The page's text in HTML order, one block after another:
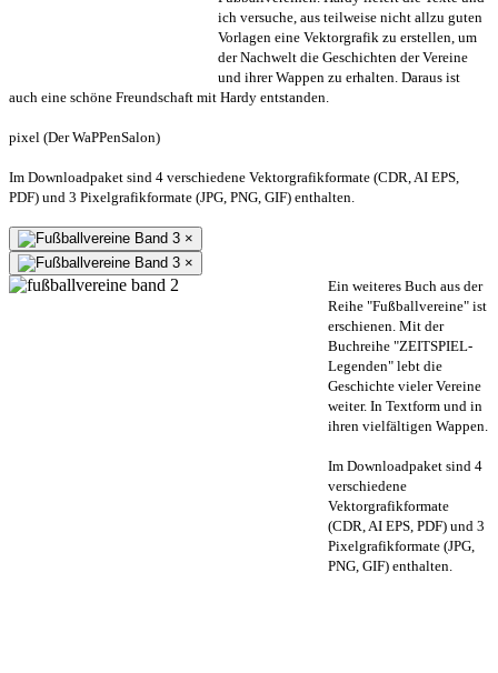
ich versuche, aus teilweise nicht allzu guten
Vorlagen eine Vektorgrafik zu erstellen, um
der Nachwelt die Geschichten der Vereine
und ihrer Wappen zu erhalten. Daraus ist
auch eine schöne Freundschaft mit Hardy entstanden.
pixel (Der WaPPenSalon)
Im Downloadpaket sind 4 verschiedene Vektorgrafikformate (CDR, AI EPS,
PDF) und 3 Pixelgrafikformate (JPG, PNG, GIF) enthalten.
×
×
Ein weiteres Buch aus der
Reihe "Fußballvereine" ist
erschienen. Mit der
Buchreihe "ZEITSPIEL-
Legenden" lebt die
Geschichte vieler Vereine
weiter. In Textform und in
ihren vielfältigen Wappen.
Im Downloadpaket sind 4
verschiedene
Vektorgrafikformate
(CDR, AI EPS, PDF) und 3
Pixelgrafikformate (JPG,
PNG, GIF) enthalten.